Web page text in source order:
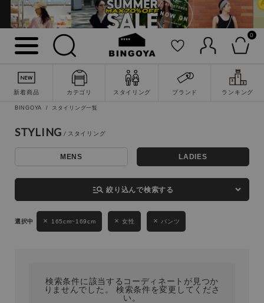
0
新着商品 カテゴリ スタイリング ブランド ランキング
詳細検索
LADIES
BINGOYA スタイリング一覧
STYLING
MENS LADIES
manage_search 絞り込んで検索する
165cm~169cm 女性 パンツ
検索条件に該当するコーディネートが見つか
りませんでした。 検索条件を変更してくださ
い。